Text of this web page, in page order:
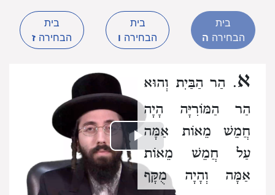
בית
הבחירה ז
בית
הבחירה ו
בית
הבחירה ה
Play
Video
א. הַר הַבַּיִת וְהוּא
הַר הַמּוֹרִיָּה
הָיָה
חֲמֵשׁ מֵאוֹת אַמָּה
עַל חֲמֵשׁ מֵאוֹת
אַמָּה
וְהָיָה מֻקָּף